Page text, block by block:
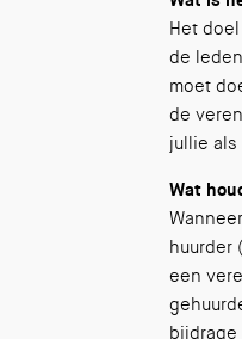
Het
de
moet
de
jullie
Wat
huurder
een